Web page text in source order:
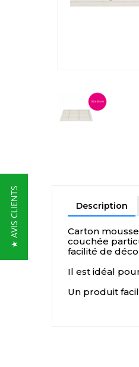
Description
Carton
couchée
facilité de
Il est idéal
Un produit
★ AVIS CLIENTS